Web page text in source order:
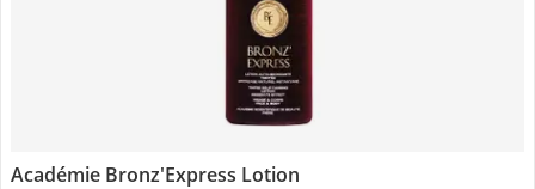
Académie Bronz'Express Lotion